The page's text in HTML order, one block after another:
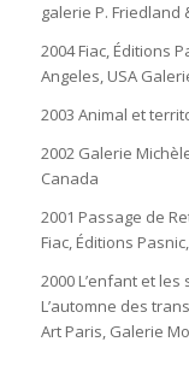
galerie P. Friedland
2004 Fiac, Éditions
Angeles, USA
2003 Animal et
2002 Galerie
Canada
2001 Passage de
Fiac, Éditions
2000 L’enfant et
L’automne des
Art Paris, Galerie